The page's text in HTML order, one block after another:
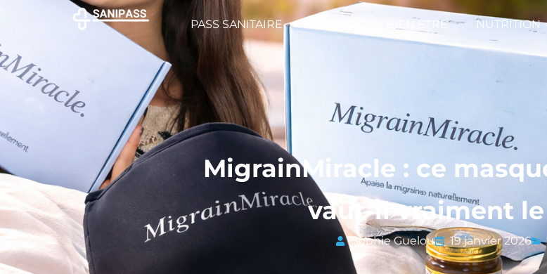
PASS SANITAIRE BIEN ETRE NUTRITION
MigrainMiracle : ce
vaut-il vraiment
Sophie Guelou 19 janvier 2026